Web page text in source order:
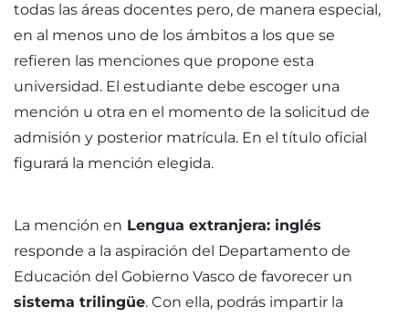
todas las áreas docentes pero, de manera especial,
en al menos uno de los ámbitos a los que se
refieren las menciones que propone esta
universidad. El estudiante debe escoger una
mención u otra en el momento de la solicitud de
admisión y posterior matrícula. En el título oficial
figurará la mención elegida.
La mención en Lengua extranjera: inglés
responde a la aspiración del Departamento de
Educación del Gobierno Vasco de favorecer un
sistema trilingüe. Con ella, podrás impartir la